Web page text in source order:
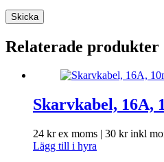
Skicka
Relaterade produkter
Skarvkabel, 16A,
24 krex moms | 30 krinkl
Lägg till i hyra